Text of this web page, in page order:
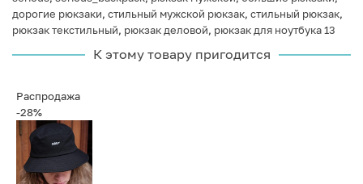
дорогие рюкзаки, стильный мужской рюкзак, стильный рюкзак,
рюкзак текстильный, рюкзак деловой, рюкзак для ноутбука 13
К этому товару пригодится
Распродажа
-28%